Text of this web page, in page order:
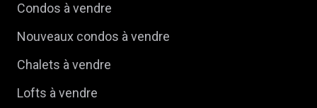
Condos à vendre
Nouveaux condos à vendre
Chalets à vendre
Lofts à vendre